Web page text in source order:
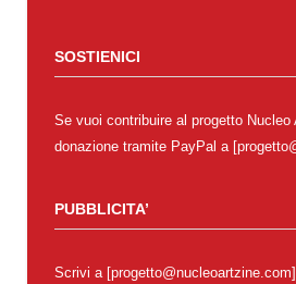
SOSTIENICI
Se vuoi contribuire al progetto Nucleo
donazione tramite PayPal a
PUBBLICITA’
Scrivi a